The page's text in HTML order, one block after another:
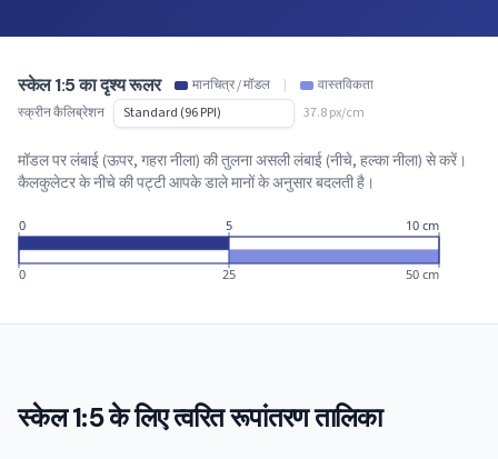
स्केल 1:5 का दृश्य रूलर मानचित्र / मॉडल |
वास्तविकता
स्क्रीन कैलिब्रेशन
37.8 px/cm
मॉडल पर लंबाई (ऊपर, गहरा नीला) की तुलना असली लंबाई (नीचे, हल्का नीला) से करें।
कैलकुलेटर के नीचे की पट्टी आपके डाले मानों के अनुसार बदलती है।
0
0
5
25
10 cm
50 cm
स्केल 1:5 के लिए त्वरित रूपांतरण तालिका